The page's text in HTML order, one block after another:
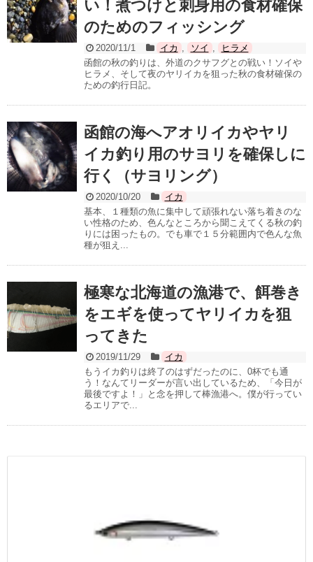
い！煮つけと刺身用の食材確保
のためのフィッシング
2020/11/1 イカ ソイ
ヒラメ
函館の秋の釣りは、外道のクサフグとの戦い！ソイや
ヒラメ、そして夜のヤリイカを狙った秋の食材確保の
ための釣行日記。
函館の海へアオリイカやヤリ
イカ釣り用のサヨリを確保しに
行く（サヨリング）
2020/10/20
イカ
基本、１種類の魚に集中して頑張れない落ち着きのな
い性格のため、色んなところから聞こえてくる秋の釣
りには困ったもの。でも車で１５分範囲内で色んな魚
種が狙え...
極寒な北海道の漁港で、餌巻き
をエギを使ってヤリイカを狙
ってきた
2019/11/29
イカ
もうイカ釣りは終了のはずだったのに、0杯でも通
う！なんてリーダーが言い出しているため、「今日が
最後ですよ！」と念を押して棒漁港へ。僕が行ってい
るエリアで...